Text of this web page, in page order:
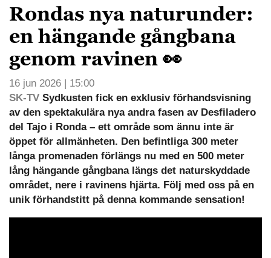
Rondas nya naturunder:
en hängande gångbana
genom ravinen 👀
16 jun 2026 | 15:00
SK-TV Sydkusten fick en exklusiv förhandsvisning
av den spektakulära nya andra fasen av Desfiladero
del Tajo i Ronda – ett område som ännu inte är
öppet för allmänheten. Den befintliga 300 meter
långa promenaden förlängs nu med en 500 meter
lång hängande gångbana längs det naturskyddade
området, nere i ravinens hjärta. Följ med oss på en
unik förhandstitt på denna kommande sensation!